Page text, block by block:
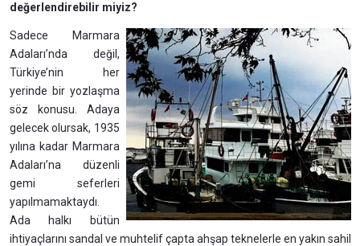
değerlendirebilir miyiz?
Sadece Marmara
Adaları’nda değil,
Türkiye’nin her
yerinde bir yozlaşma
söz konusu. Adaya
gelecek olursak, 1935
yılına kadar Marmara
Adaları’na düzenli
gemi seferleri
yapılmamaktaydı.
Ada halkı bütün
ihtiyaçlarını sandal ve muhtelif çapta ahşap teknelerle en yakın sahil